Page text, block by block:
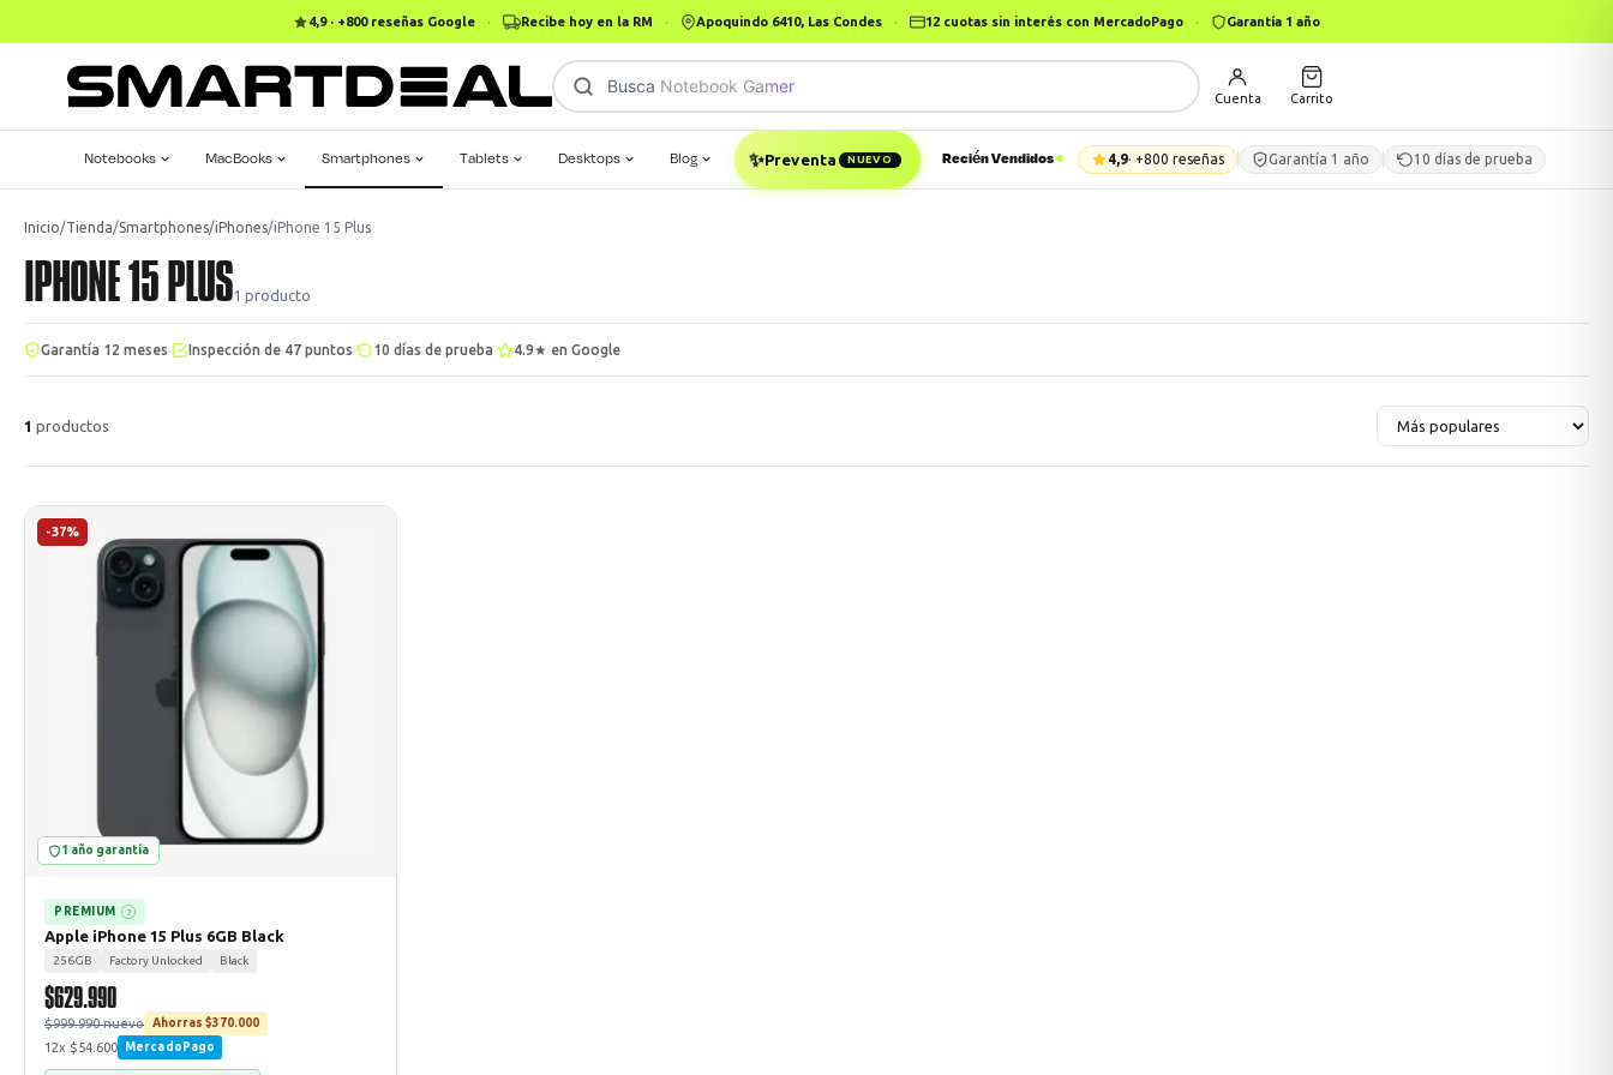
4,9 · +800 reseñas Google · Recibe hoy en la RM · Apoquindo 6410, Las Condes · 12 cuotas sin interés con MercadoPago · Garantía 1 año
Busca Noteb|
Cuenta Carrito
Notebooks MacBooks Smartphones Tablets Desktops Blog ✨Preventa NUEVO Recién Vendidos 4,9· +800 reseñas Garantía 1 año 10 días de prueba
Inicio/Tienda/Smartphones/iPhones/iPhone 15 Plus
IPHONE 15 PLUS1 producto
Garantía 12 meses Inspección de 47 puntos 10 días de prueba 4.9★ en Google
1 productos
-37%
1 año garantía
PREMIUM ?
Apple iPhone 15 Plus 6GB Black
256GB Factory Unlocked Black
$629.990
$999.990 nuevo Ahorras $370.000
12x $54.600 MercadoPago